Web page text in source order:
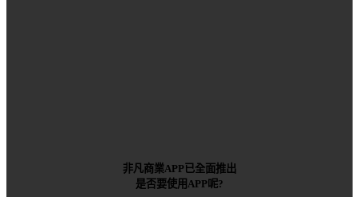
非凡商業APP已全面推出
是否要使用APP呢?